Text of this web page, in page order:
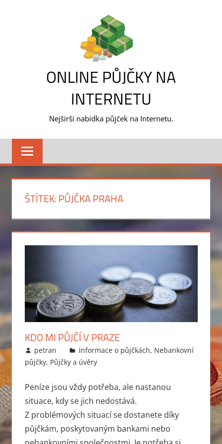
ONLINE PŮJČKY NA
INTERNETU
Nejširší nabídka půjček na Internetu.
ŠTÍTEK:PŮJČKA PRAHA
KDO MI PŮJČÍ V PRAZE
9.12.2012
petran Informace o půjčkách, Nebankovní
půjčky, Půjčky a úvěry
Peníze jsou vždy potřeba, ale nastanou
situace, kdy se jich nedostává.
Z problémových situací se dostanete díky
půjčkám, poskytovaným bankami nebo